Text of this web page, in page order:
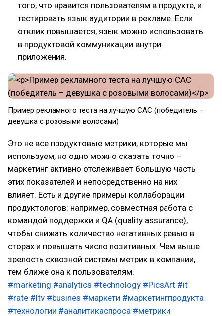
того, что нравится пользователям в продукте, и
тестировать язык аудитории в рекламе. Если
отклик повышается, язык можно использовать
в продуктовой коммуникации внутри
приложения.
Пример рекламного теста на лучшую CAC (победитель –
девушка с розовыми волосами)
Это не все продуктовые метрики, которые мы
используем, но одно можно сказать точно –
маркетинг активно отслеживает большую часть
этих показателей и непосредственно на них
влияет. Есть и другие примеры коллаборации
продуктологов: например, совместная работа с
командой поддержки и QA (quality assurance),
чтобы снижать количество негативных ревью в
сторах и повышать число позитивных. Чем выше
зрелость сквозной системы метрик в компании,
тем ближе она к пользователям.
#marketing #analytics #technology #PicsArt #it
#rate #ltv #busines #маркети #маркетингпродукта
#технологии #аналитикаспроса #метрики